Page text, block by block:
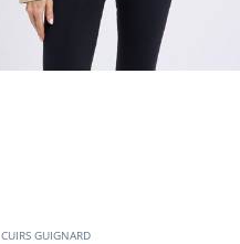
CUIRS GUIGNARD